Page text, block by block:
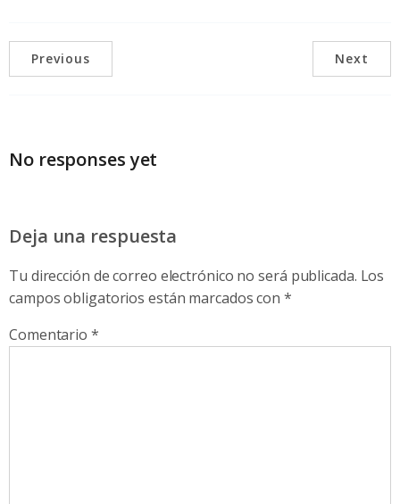
Previous Next
No responses yet
Deja una respuesta
Tu dirección de correo electrónico no será publicada. Los
campos obligatorios están marcados con*
Comentario *